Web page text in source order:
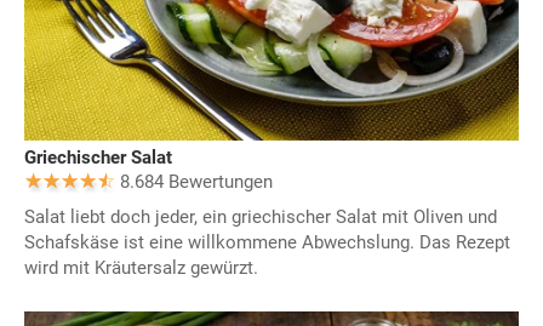
Griechischer Salat
8.684 Bewertungen
Salat liebt doch jeder, ein griechischer Salat mit Oliven und
Schafskäse ist eine willkommene Abwechslung. Das Rezept
wird mit Kräutersalz gewürzt.